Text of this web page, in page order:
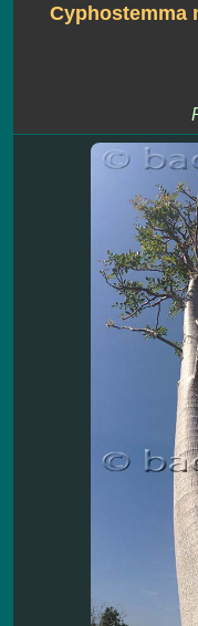
Cyphostemma